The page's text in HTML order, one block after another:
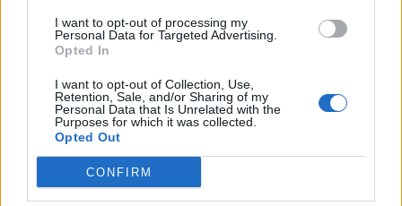
I want to opt-out of processing my
Personal Data for Targeted Advertising.
Opted In
I want to opt-out of Collection, Use,
Retention, Sale, and/or Sharing of my
Personal Data that Is Unrelated with the
Purposes for which it was collected.
Opted Out
CONFIRM
Facebook
Twitter
Tags:ΑΝΔΡΕΑΣ ΛΟΒΕΡΔΟΣ
ΛΑΘΡΟΜΕΤΑΝΑΣΤΕΣ
ΠΟΡΝΕΙΑ,ΡΕΠΟΡΤΑΖ ΥΓΕΙΑΣ